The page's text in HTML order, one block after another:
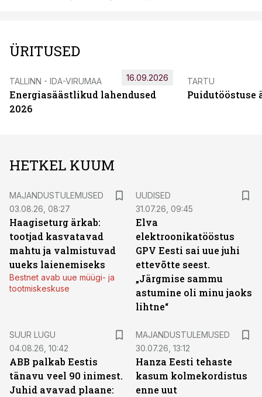
ÜRITUSED
TALLINN - IDA-VIRUMAA
Energiasäästlikud lahendused
2026
16.09.2026 TARTU
Puidutööstuse
HETKEL KUUM
MAJANDUSTULEMUSED
03.08.26, 08:27
Haagiseturg ärkab:
tootjad kasvatavad
mahtu ja valmistuvad
uueks laienemiseks
Bestnet avab uue müügi- ja
tootmiskeskuse
UUDISED
31.07.26, 09:45
Elva
elektroonikatööstus
GPV Eesti sai uue juhi
ettevõtte seest.
„Järgmise sammu
astumine oli minu jaoks
lihtne“
SUUR LUGU
04.08.26, 10:42
ABB palkab Eestis
tänavu veel 90 inimest.
Juhid avavad plaane:
MAJANDUSTULEMUSED
30.07.26, 13:12
Hanza Eesti tehaste
kasum kolmekordistus
enne uut